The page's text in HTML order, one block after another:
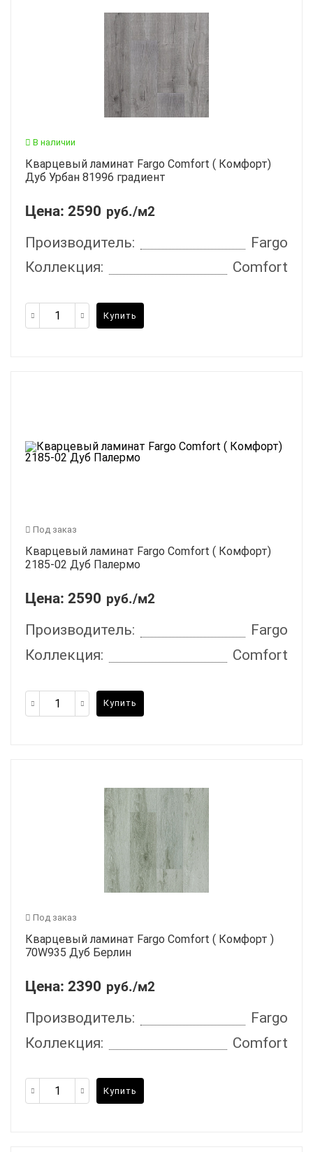
В наличии
Кварцевый ламинат Fargo Comfort ( Комфорт)
Дуб Урбан 81996 градиент
Цена: 2590 руб./м2
Производитель:
Fargo
Коллекция:
Comfort
Купить
Под заказ
Кварцевый ламинат Fargo Comfort ( Комфорт)
2185-02 Дуб Палермо
Цена: 2590 руб./м2
Производитель:
Fargo
Коллекция:
Comfort
Купить
Под заказ
Кварцевый ламинат Fargo Comfort ( Комфорт )
70W935 Дуб Берлин
Цена: 2390 руб./м2
Производитель:
Fargo
Коллекция:
Comfort
Купить